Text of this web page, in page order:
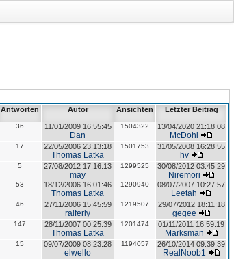
Antworten Autor Ansichten Letzter Beitrag
36 11/01/2009 16:55:45
Dan
1504322 13/04/2020 21:18:08
McDohl
17 22/05/2006 23:13:18
Thomas Latka
1501753 31/05/2008 16:28:55
hv
5 27/08/2012 17:16:13
may
1299525 30/08/2012 03:45:29
Niremori
53 18/12/2006 16:01:46
Thomas Latka
1290940 08/07/2007 10:27:57
Leetah
46 27/11/2006 15:45:59
ralferly
1219507 29/07/2012 18:11:18
gegee
147 28/11/2007 00:25:39
Thomas Latka
1201474 01/11/2011 16:59:19
Marksman
15 09/07/2009 08:23:28
elwello
1194057 26/10/2014 09:39:39
RealNoob1